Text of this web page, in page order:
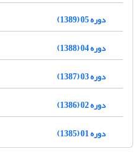
دوره 05 (1389)
دوره 04 (1388)
دوره 03 (1387)
دوره 02 (1386)
دوره 01 (1385)